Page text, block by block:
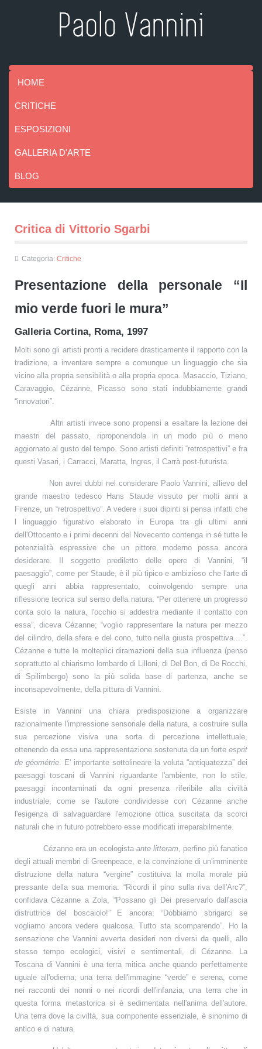
HOME
CRITICHE
ESPOSIZIONI
GALLERIA D'ARTE
BLOG
Critica di Vittorio Sgarbi
Categoria: Critiche
Presentazione della personale “Il
mio verde fuori le mura”
Galleria Cortina, Roma, 1997
Molti sono gli artisti pronti a recidere drasticamente il rapporto con la
tradizione, a inventare sempre e comunque un linguaggio che sia
vicino alla propria sensibilità o alla propria epoca. Masaccio, Tiziano,
Caravaggio, Cézanne, Picasso sono stati indubbiamente grandi
“innovatori”.
Altri artisti invece sono propensi a esaltare la lezione dei
maestri del passato, riproponendola in un modo più o meno
aggiornato al gusto del tempo. Sono artisti definiti “retrospettivi” e fra
questi Vasari, i Carracci, Maratta, Ingres, il Carrà post-futurista.
Non avrei dubbi nel considerare Paolo Vannini, allievo del
grande maestro tedesco Hans Staude vissuto per molti anni a
Firenze, un “retrospettivo”. A vedere i suoi dipinti si pensa infatti che
l linguaggio figurativo elaborato in Europa tra gli ultimi anni
dell'Ottocento e i primi decenni del Novecento contenga in sé tutte le
potenzialità espressive che un pittore moderno possa ancora
desiderare. Il soggetto prediletto delle opere di Vannini, “il
paesaggio”, come per Staude, è il più tipico e ambizioso che l'arte di
quegli anni abbia rappresentato, coinvolgendo sempre una
riflessione teorica sul senso della natura. “Per ottenere un progresso
conta solo la natura, l'occhio si addestra mediante il contatto con
essa”, diceva Cézanne; “voglio rappresentare la natura per mezzo
del cilindro, della sfera e del cono, tutto nella giusta prospettiva....”.
Cézanne e tutte le molteplici diramazioni della sua influenza (penso
soprattutto al chiarismo lombardo di Lilloni, di Del Bon, di De Rocchi,
di Spilimbergo) sono la più solida base di partenza, anche se
inconsapevolmente, della pittura di Vannini.
Esiste in Vannini una chiara predisposizione a organizzare
razionalmente l'impressione sensoriale della natura, a costruire sulla
sua percezione visiva una sorta di percezione intellettuale,
ottenendo da essa una rappresentazione sostenuta da un forte esprit
de géométrie. E' importante sottolineare la voluta “antiquatezza” dei
paesaggi toscani di Vannini riguardante l'ambiente, non lo stile,
paesaggi incontaminati da ogni presenza riferibile alla civiltà
industriale, come se l'autore condividesse con Cézanne anche
l'esigenza di salvaguardare l'emozione ottica suscitata da scorci
naturali che in futuro potrebbero esse modificati irreparabilmente.
Cézanne era un ecologista ante litteram, perfino più fanatico
degli attuali membri di Greenpeace, e la convinzione di un'imminente
distruzione della natura “vergine” costituiva la molla morale più
pressante della sua memoria. “Ricordi il pino sulla riva dell'Arc?”,
confidava Cézanne a Zola, “Possano gli Dei preservarlo dall'ascia
distruttrice del boscaiolo!” E ancora: “Dobbiamo sbrigarci se
vogliamo ancora vedere qualcosa. Tutto sta scomparendo”. Ho la
sensazione che Vannini avverta desideri non diversi da quelli, allo
stesso tempo ecologici, visivi e sentimentali, di Cézanne. La
Toscana di Vannini è una terra mitica anche quando perfettamente
uguale all'odierna; una terra dell'immagine “verde” e serena, come
nei racconti dei nonni o nei ricordi dell'infanzia, una terra che in
questa forma metastorica si è sedimentata nell'anima dell'autore.
Una terra dove la civiltà, sua componente essenziale, è sinonimo di
antico e di natura.